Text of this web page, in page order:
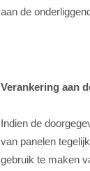
aan de
Verankering aan
Indien de
van panelen
gebruik te maken